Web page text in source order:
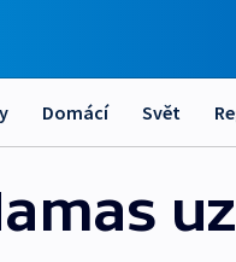
Domácí Svět